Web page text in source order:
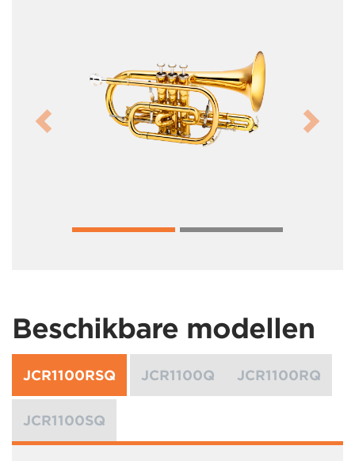
Previous Next
Beschikbare modellen
JCR1100RSQ JCR1100Q JCR1100RQ
JCR1100SQ